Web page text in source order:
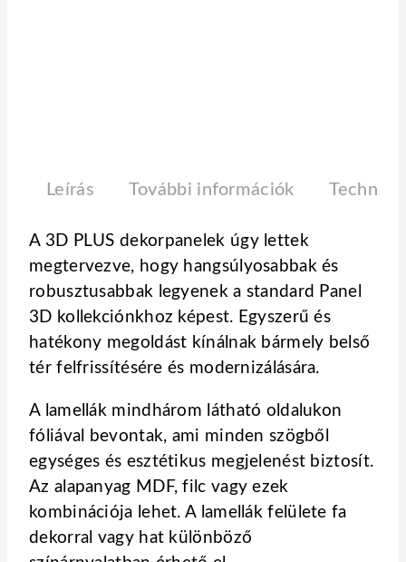
Leírás További információk
A 3D PLUS dekorpanelek úgy lettek
megtervezve, hogy hangsúlyosabbak és
robusztusabbak legyenek a standard Panel
3D kollekciónkhoz képest. Egyszerű és
hatékony megoldást kínálnak bármely belső
tér felfrissítésére és modernizálására.
A lamellák mindhárom látható oldalukon
fóliával bevontak, ami minden szögből
egységes és esztétikus megjelenést biztosít.
Az alapanyag MDF, filc vagy ezek
kombinációja lehet. A lamellák felülete fa
dekorral vagy hat különböző